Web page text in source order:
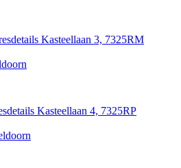
Kasteellaan 3, 7325RM
Kasteellaan 4, 7325RP